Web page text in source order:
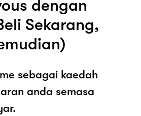
dengan
Sekarang,
sebagai kaedah
anda semasa